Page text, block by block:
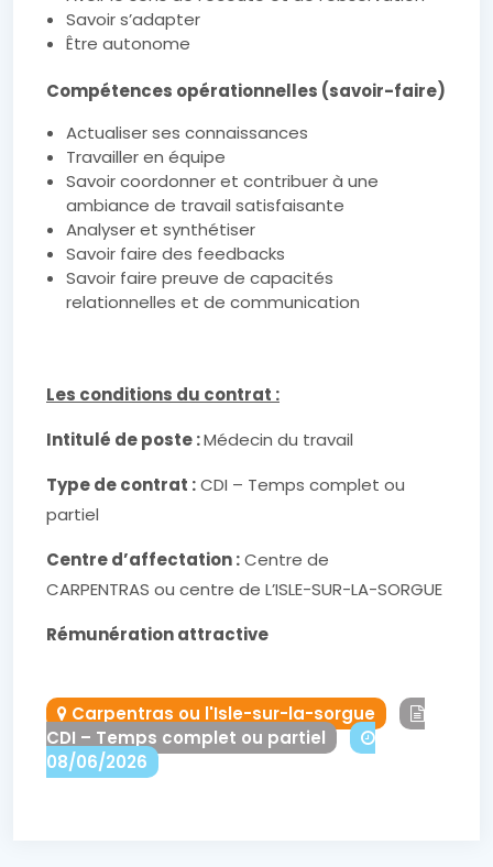
Savoir s’adapter
Être autonome
Compétences opérationnelles (savoir-faire)
Actualiser ses connaissances
Travailler en équipe
Savoir coordonner et contribuer à une
ambiance de travail satisfaisante
Analyser et synthétiser
Savoir faire des feedbacks
Savoir faire preuve de capacités
relationnelles et de communication
Les conditions du contrat :
Intitulé de poste :Médecin du travail
Type de contrat :CDI – Temps complet ou
partiel
Centre d’affectation :Centre de
CARPENTRAS ou centre de L’ISLE-SUR-LA-SORGUE
Rémunération attractive
Carpentras ou l'Isle-sur-la-sorgue
CDI – Temps complet ou partiel
08/06/2026